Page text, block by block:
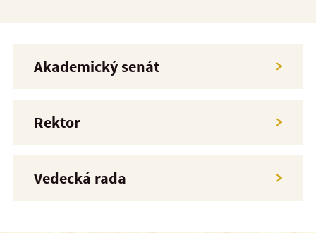
Akademický senát
Rektor
Vedecká rada